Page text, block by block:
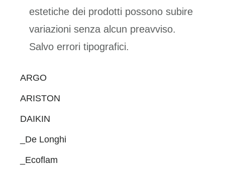
estetiche dei prodotti possono subire
variazioni senza alcun preavviso.
Salvo errori tipografici.
Primary
Sidebar
ARGO
ARISTON
DAIKIN
_De Longhi
_Ecoflam